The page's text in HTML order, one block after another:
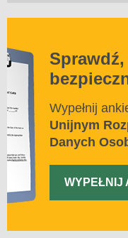
Wypełnij
Unijnym
Danych
WYPEŁNIJ